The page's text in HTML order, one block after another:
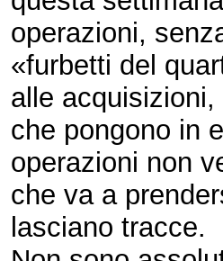
operazioni,
«furbetti del
alle
che pongono in
operazioni non
che va a
lasciano tracce.